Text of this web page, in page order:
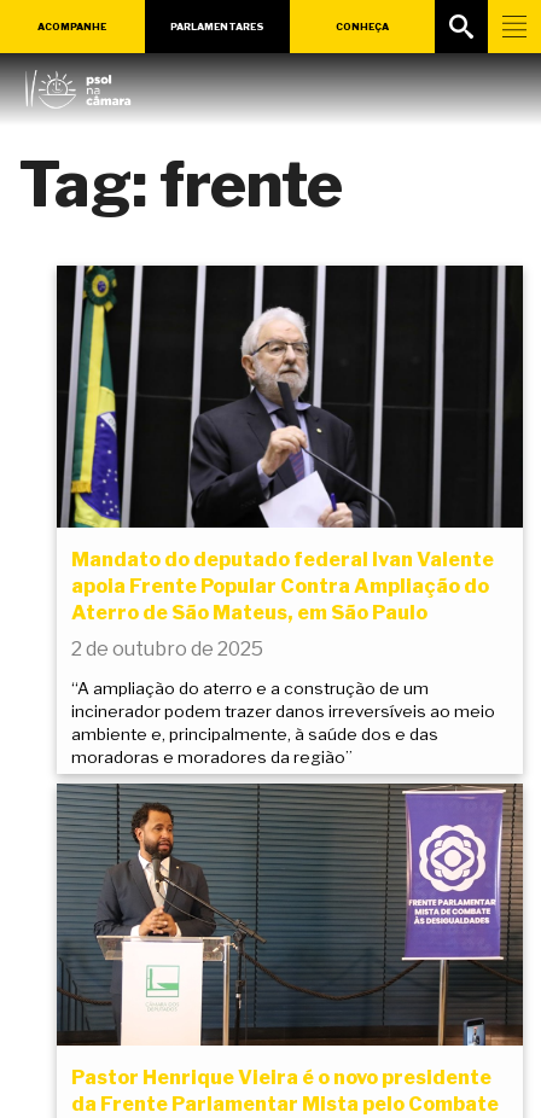
ACOMPANHE PARLAMENTARES CONHEÇA
Tag:frente
Mandato do deputado federal Ivan Valente
apoia Frente Popular Contra Ampliação do
Aterro de São Mateus, em São Paulo
2 de outubro de 2025
“A ampliação do aterro e a construção de um
incinerador podem trazer danos irreversíveis ao meio
ambiente e, principalmente, à saúde dos e das
moradoras e moradores da região”
Pastor Henrique Vieira é o novo presidente
da Frente Parlamentar Mista pelo Combate